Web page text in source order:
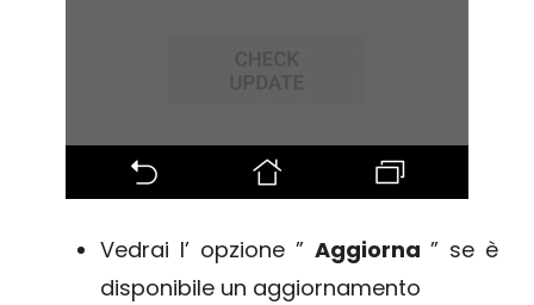
Vedrai l’ opzione ” Aggiorna ” se è
disponibile un aggiornamento